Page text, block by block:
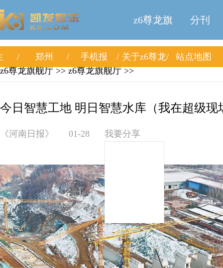
z6尊龙旗
舰厅
分刊
郑州 手机报 关于z6尊龙
站点地图
z6尊龙旗舰厅 >> z6尊龙旗舰厅 >>
今日智慧工地 明日智慧水库（我在超级现
《河南日报》 01-28 我要分享